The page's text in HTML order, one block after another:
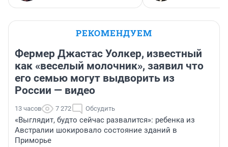
РЕКОМЕНДУЕМ
Фермер Джастас Уолкер, известный
как «веселый молочник», заявил что
его семью могут выдворить из
России — видео
13 часов 7 272 Обсудить
«Выглядит, будто сейчас развалится»: ребенка из
Австралии шокировало состояние зданий в
Приморье